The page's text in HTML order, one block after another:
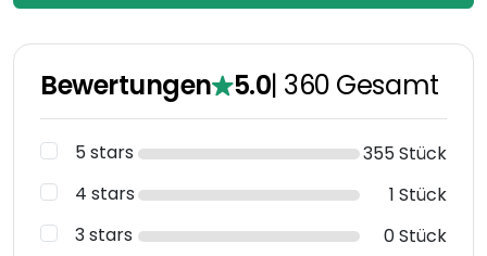
Bewertungen 5.0| 360 Gesamt
5 stars
355 Stück
4 stars
1 Stück
3 stars
0 Stück